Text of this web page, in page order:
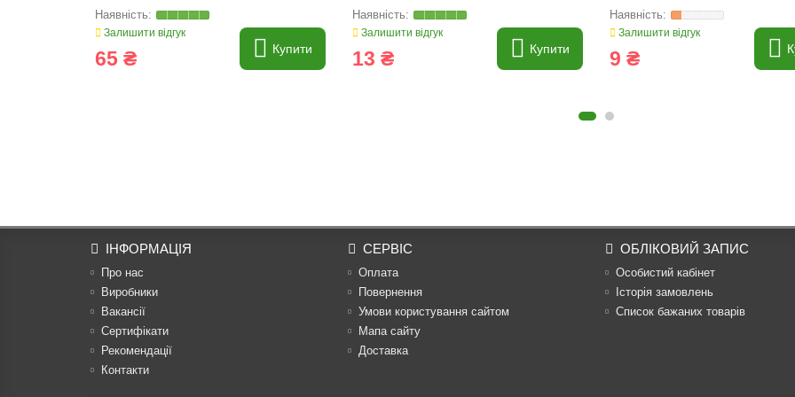
Залишити відгук
65 ₴ Купити
Залишити відгук
13 ₴ Купити
Залишити відгук
9 ₴
ІНФОРМАЦІЯ
Про нас
Виробники
Вакансії
Сертифікати
Рекомендації
Контакти
СЕРВІС
Оплата
Повернення
Умови користування сайтом
Мапа сайту
Доставка
ОБЛІКОВИЙ ЗАПИС
Особистий кабінет
Історія замовлень
Список бажаних товарів